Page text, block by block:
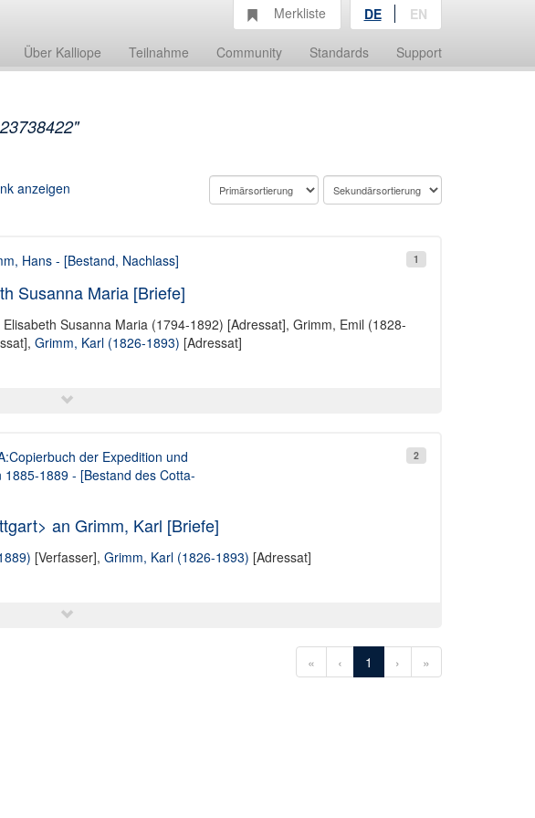
Über Kalliope Teilnahme Community Standards Support
Merkliste DE EN
anzeigen
1
Hans - [Bestand, Nachlass]
Susanna Maria [Briefe]
Susanna Maria (1794-1892) [Adressat], Grimm, Emil (1828-
Grimm, Karl (1826-1893) [Adressat]
2
der Expedition und
1889 - [Bestand des Cotta-
an Grimm, Karl [Briefe]
[Verfasser], Grimm, Karl (1826-1893) [Adressat]
« ‹ 1 › »